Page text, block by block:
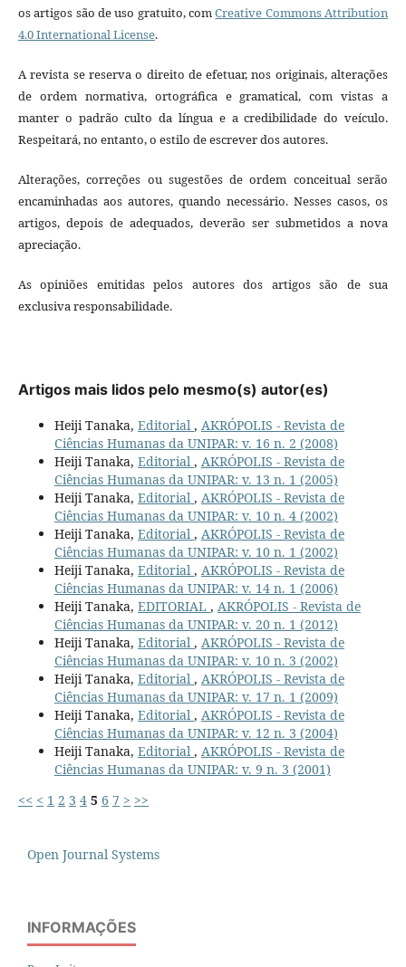
os artigos são de uso gratuito, comCreative Commons Attribution
4.0 International License.
A revista se reserva o direito de efetuar, nos originais, alterações
de ordem normativa, ortográfica e gramatical, com vistas a
manter o padrão culto da língua e a credibilidade do veículo.
Respeitará, no entanto, o estilo de escrever dos autores.
Alterações, correções ou sugestões de ordem conceitual serão
encaminhadas aos autores, quando necessário. Nesses casos, os
artigos, depois de adequados, deverão ser submetidos a nova
apreciação.
As opiniões emitidas pelos autores dos artigos são de sua
exclusiva responsabilidade.
Artigos mais lidos pelo mesmo(s) autor(es)
Heiji Tanaka, Editorial , AKRÓPOLIS - Revista de
Ciências Humanas da UNIPAR: v. 16 n. 2 (2008)
Heiji Tanaka, Editorial , AKRÓPOLIS - Revista de
Ciências Humanas da UNIPAR: v. 13 n. 1 (2005)
Heiji Tanaka, Editorial , AKRÓPOLIS - Revista de
Ciências Humanas da UNIPAR: v. 10 n. 4 (2002)
Heiji Tanaka, Editorial , AKRÓPOLIS - Revista de
Ciências Humanas da UNIPAR: v. 10 n. 1 (2002)
Heiji Tanaka, Editorial , AKRÓPOLIS - Revista de
Ciências Humanas da UNIPAR: v. 14 n. 1 (2006)
Heiji Tanaka, EDITORIAL , AKRÓPOLIS - Revista de
Ciências Humanas da UNIPAR: v. 20 n. 1 (2012)
Heiji Tanaka, Editorial , AKRÓPOLIS - Revista de
Ciências Humanas da UNIPAR: v. 10 n. 3 (2002)
Heiji Tanaka, Editorial , AKRÓPOLIS - Revista de
Ciências Humanas da UNIPAR: v. 17 n. 1 (2009)
Heiji Tanaka, Editorial , AKRÓPOLIS - Revista de
Ciências Humanas da UNIPAR: v. 12 n. 3 (2004)
Heiji Tanaka, Editorial , AKRÓPOLIS - Revista de
Ciências Humanas da UNIPAR: v. 9 n. 3 (2001)
<< < 1 2 3 4 5 6 7 > >>
Open Journal Systems
INFORMAÇÕES